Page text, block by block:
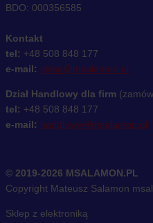
BDO: 000356585
Kontakt
tel: +48 508 848 177
e-mail: sklep@msalamon.pl
Dział Handlowy dla firm
tel: +48 508 848 177
e-mail: handlowy@msalamon.pl
© 2019-2026 MSALAMON.PL
Copyright Mateusz Salamon
Sklep z elektroniką